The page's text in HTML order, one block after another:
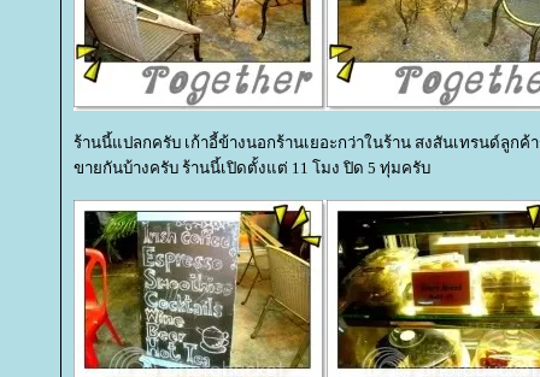
ร้านนี้แปลกครับ เก้าอี้ข้างนอกร้านเยอะกว่าในร้าน สงสันเทรนด์ลูกค้
ขายกันบ้างครับ ร้านนี้เปิดตั้งแต่ 11 โมง ปิด 5 ทุ่มครับ